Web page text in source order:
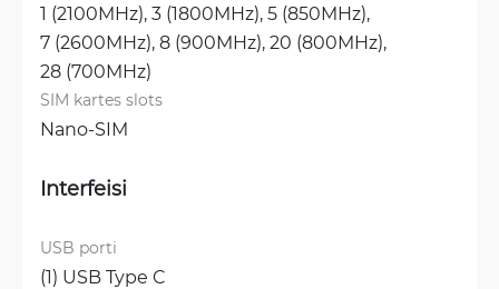
1 (2100MHz), 3 (1800MHz), 5 (850MHz),
7 (2600MHz), 8 (900MHz), 20 (800MHz),
28 (700MHz)
SIM kartes slots
Nano-SIM
Interfeisi
USB porti
(1) USB Type C